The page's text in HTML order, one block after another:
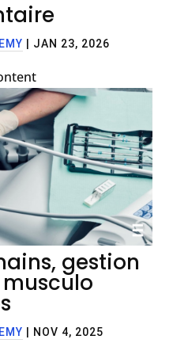
JAN 23, 2026
gestion
NOV 4, 2025